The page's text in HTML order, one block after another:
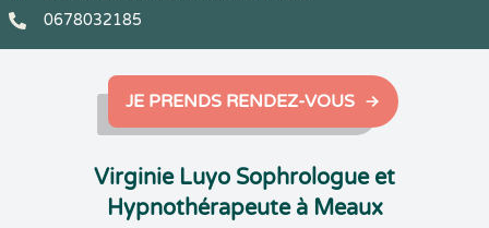
0678032185
JE PRENDS RENDEZ-VOUS
Virginie Luyo Sophrologue et
Hypnothérapeute à Meaux